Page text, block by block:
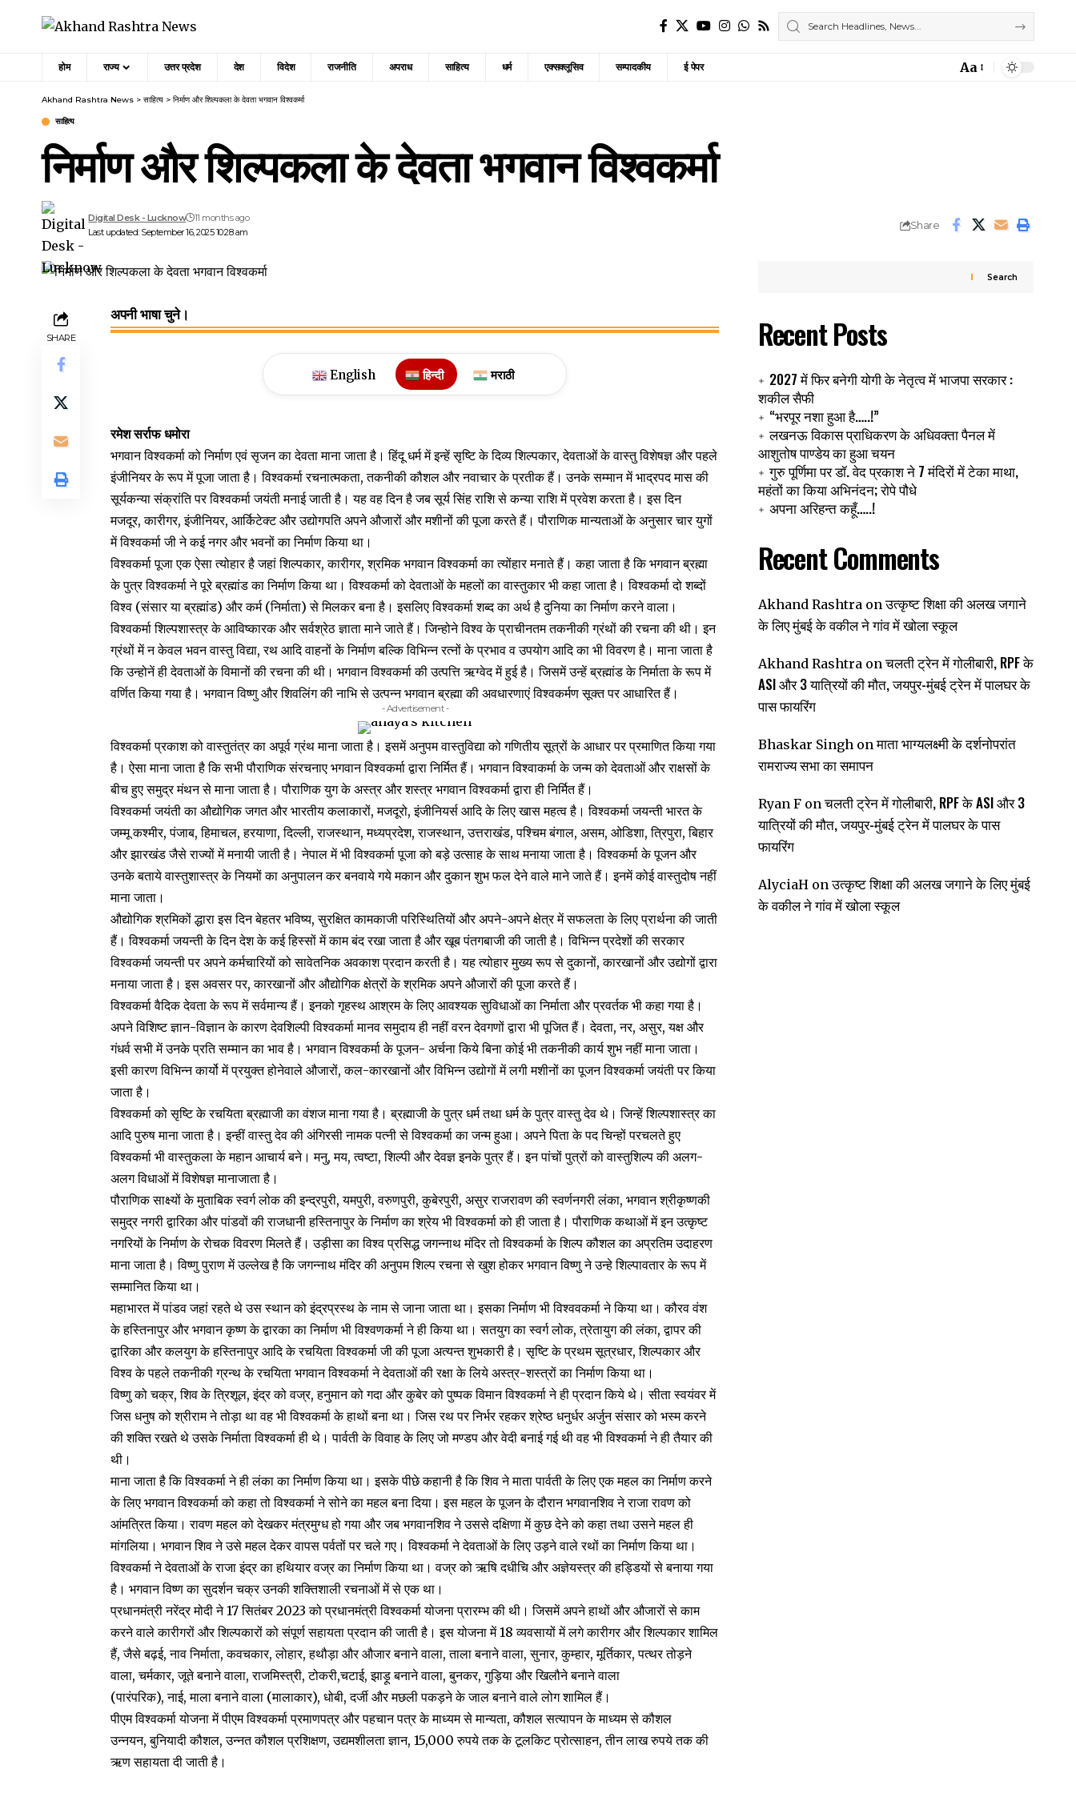
होम राज्य उत्तर प्रदेश देश विदेश राजनीति अपराध साहित्य धर्म एक्सक्लूसिव सम्पादकीय ई पेपर
Font
Aa
Akhand Rashtra News > साहित्य > निर्माण और शिल्पकला के देवता भगवान विश्वकर्मा
साहित्य
निर्माण और शिल्पकला के देवता भगवान विश्वकर्मा
Last updated: September 16, 2025 10:28 am
Digital Desk - Lucknow 11 months ago
Share
SHARE
अपनी भाषा चुने।
English हिन्दी मराठी
रमेश सर्राफ धमोरा
भगवान विश्वकर्मा को निर्माण एवं सृजन का देवता माना जाता है। हिंदू धर्म में इन्हें सृष्टि के दिव्य शिल्पकार, देवताओं के वास्तु विशेषज्ञ और पहले
इंजीनियर के रूप में पूजा जाता है। विश्वकर्मा रचनात्मकता, तकनीकी कौशल और नवाचार के प्रतीक हैं। उनके सम्मान में भाद्रपद मास की
सूर्यकन्या संक्रांति पर विश्वकर्मा जयंती मनाई जाती है। यह वह दिन है जब सूर्य सिंह राशि से कन्या राशि में प्रवेश करता है। इस दिन
मजदूर, कारीगर, इंजीनियर, आर्किटेक्ट और उद्योगपति अपने औजारों और मशीनों की पूजा करते हैं। पौराणिक मान्यताओं के अनुसार चार युगों
में विश्वकर्मा जी ने कई नगर और भवनों का निर्माण किया था।
विश्वकर्मा पूजा एक ऐसा त्योहार है जहां शिल्पकार, कारीगर, श्रमिक भगवान विश्वकर्मा का त्योंहार मनाते हैं। कहा जाता है कि भगवान ब्रह्मा
के पुत्र विश्वकर्मा ने पूरे ब्रह्मांड का निर्माण किया था। विश्वकर्मा को देवताओं के महलों का वास्तुकार भी कहा जाता है। विश्वकर्मा दो शब्दों
विश्व (संसार या ब्रह्मांड) और कर्म (निर्माता) से मिलकर बना है। इसलिए विश्वकर्मा शब्द का अर्थ है दुनिया का निर्माण करने वाला।
विश्वकर्मा शिल्पशास्त्र के आविष्कारक और सर्वश्रेठ ज्ञाता माने जाते हैं। जिन्होने विश्व के प्राचीनतम तकनीकी ग्रंथों की रचना की थी। इन
ग्रंथों में न केवल भवन वास्तु विद्या, रथ आदि वाहनों के निर्माण बल्कि विभिन्न रत्नों के प्रभाव व उपयोग आदि का भी विवरण है। माना जाता है
कि उन्होनें ही देवताओं के विमानों की रचना की थी। भगवान विश्वकर्मा की उत्पत्ति ऋग्वेद में हुई है। जिसमें उन्हें ब्रह्मांड के निर्माता के रूप में
वर्णित किया गया है। भगवान विष्णु और शिवलिंग की नाभि से उत्पन्न भगवान ब्रह्मा की अवधारणाएं विश्वकर्मण सूक्त पर आधारित हैं।
- Advertisement -
विश्वकर्मा प्रकाश को वास्तुतंत्र का अपूर्व ग्रंथ माना जाता है। इसमें अनुपम वास्तुविद्या को गणितीय सूत्रों के आधार पर प्रमाणित किया गया
है। ऐसा माना जाता है कि सभी पौराणिक संरचनाए भगवान विश्वकर्मा द्वारा निर्मित हैं। भगवान विश्वाकर्मा के जन्म को देवताओं और राक्षसों के
बीच हुए समुद्र मंथन से माना जाता है। पौराणिक युग के अस्त्र और शस्त्र भगवान विश्वकर्मा द्वारा ही निर्मित हैं।
विश्वकर्मा जयंती का औद्योगिक जगत और भारतीय कलाकारों, मजदूरो, इंजीनियर्स आदि के लिए खास महत्व है। विश्वकर्मा जयन्ती भारत के
जम्मू कश्मीर, पंजाब, हिमाचल, हरयाणा, दिल्ली, राजस्थान, मध्यप्रदेश, राजस्थान, उत्तराखंड, पश्चिम बंगाल, असम, ओडिशा, त्रिपुरा, बिहार
और झारखंड जैसे राज्यों में मनायी जाती है। नेपाल में भी विश्वकर्मा पूजा को बड़े उत्साह के साथ मनाया जाता है। विश्वकर्मा के पूजन और
उनके बताये वास्तुशास्त्र के नियमों का अनुपालन कर बनवाये गये मकान और दुकान शुभ फल देने वाले माने जाते हैं। इनमें कोई वास्तुदोष नहीं
माना जाता।
औद्योगिक श्रमिकों द्धारा इस दिन बेहतर भविष्य, सुरक्षित कामकाजी परिस्थितियों और अपने-अपने क्षेत्र में सफलता के लिए प्रार्थना की जाती
हैं। विश्वकर्मा जयन्ती के दिन देश के कई हिस्सों में काम बंद रखा जाता है और खूब पंतगबाजी की जाती है। विभिन्न प्रदेशों की सरकार
विश्वकर्मा जयन्ती पर अपने कर्मचारियों को सावेतनिक अवकाश प्रदान करती है। यह त्योहार मुख्य रूप से दुकानों, कारखानों और उद्योगों द्वारा
मनाया जाता है। इस अवसर पर, कारखानों और औद्योगिक क्षेत्रों के श्रमिक अपने औजारों की पूजा करते हैं।
विश्वकर्मा वैदिक देवता के रूप में सर्वमान्य हैं। इनको गृहस्थ आश्रम के लिए आवश्यक सुविधाओं का निर्माता और प्रवर्तक भी कहा गया है।
अपने विशिष्ट ज्ञान-विज्ञान के कारण देवशिल्पी विश्वकर्मा मानव समुदाय ही नहीं वरन देवगणों द्वारा भी पूजित हैं। देवता, नर, असुर, यक्ष और
गंधर्व सभी में उनके प्रति सम्मान का भाव है। भगवान विश्वकर्मा के पूजन- अर्चना किये बिना कोई भी तकनीकी कार्य शुभ नहीं माना जाता।
इसी कारण विभिन्न कार्यो में प्रयुक्त होनेवाले औजारों, कल-कारखानों और विभिन्न उद्योगों में लगी मशीनों का पूजन विश्वकर्मा जयंती पर किया
जाता है।
विश्वकर्मा को सृष्टि के रचयिता ब्रह्माजी का वंशज माना गया है। ब्रह्माजी के पुत्र धर्म तथा धर्म के पुत्र वास्तु देव थे। जिन्हें शिल्पशास्त्र का
आदि पुरुष माना जाता है। इन्हीं वास्तु देव की अंगिरसी नामक पत्नी से विश्वकर्मा का जन्म हुआ। अपने पिता के पद चिन्हों परचलते हुए
विश्वकर्मा भी वास्तुकला के महान आचार्य बने। मनु, मय, त्वष्टा, शिल्पी और देवज्ञ इनके पुत्र हैं। इन पांचों पुत्रों को वास्तुशिल्प की अलग-
अलग विधाओं में विशेषज्ञ मानाजाता है।
पौराणिक साक्ष्यों के मुताबिक स्वर्ग लोक की इन्द्रपुरी, यमपुरी, वरुणपुरी, कुबेरपुरी, असुर राजरावण की स्वर्णनगरी लंका, भगवान श्रीकृष्णकी
समुद्र नगरी द्वारिका और पांडवों की राजधानी हस्तिनापुर के निर्माण का श्रेय भी विश्वकर्मा को ही जाता है। पौराणिक कथाओं में इन उत्कृष्ट
नगरियों के निर्माण के रोचक विवरण मिलते हैं। उड़ीसा का विश्व प्रसिद्ध जगन्नाथ मंदिर तो विश्वकर्मा के शिल्प कौशल का अप्रतिम उदाहरण
माना जाता है। विष्णु पुराण में उल्लेख है कि जगन्नाथ मंदिर की अनुपम शिल्प रचना से खुश होकर भगवान विष्णु ने उन्हे शिल्पावतार के रूप में
सम्मानित किया था।
महाभारत में पांडव जहां रहते थे उस स्थान को इंद्रप्रस्थ के नाम से जाना जाता था। इसका निर्माण भी विश्ववकर्मा ने किया था। कौरव वंश
के हस्तिनापुर और भगवान कृष्ण के द्वारका का निर्माण भी विश्वणकर्मा ने ही किया था। सतयुग का स्वर्ग लोक, त्रेतायुग की लंका, द्वापर की
द्वारिका और कलयुग के हस्तिनापुर आदि के रचयिता विश्वकर्मा जी की पूजा अत्यन्त शुभकारी है। सृष्टि के प्रथम सूत्रधार, शिल्पकार और
विश्व के पहले तकनीकी ग्रन्थ के रचयिता भगवान विश्वकर्मा ने देवताओं की रक्षा के लिये अस्त्र-शस्त्रों का निर्माण किया था।
विष्णु को चक्र, शिव के त्रिशूल, इंद्र को वज्र, हनुमान को गदा और कुबेर को पुष्पक विमान विश्वकर्मा ने ही प्रदान किये थे। सीता स्वयंवर में
जिस धनुष को श्रीराम ने तोड़ा था वह भी विश्वकर्मा के हाथों बना था। जिस रथ पर निर्भर रहकर श्रेष्ठ धनुर्धर अर्जुन संसार को भस्म करने
की शक्ति रखते थे उसके निर्माता विश्वकर्मा ही थे। पार्वती के विवाह के लिए जो मण्डप और वेदी बनाई गई थी वह भी विश्वकर्मा ने ही तैयार की
थी।
माना जाता है कि विश्वकर्मा ने ही लंका का निर्माण किया था। इसके पीछे कहानी है कि शिव ने माता पार्वती के लिए एक महल का निर्माण करने
के लिए भगवान विश्वकर्मा को कहा तो विश्वकर्मा ने सोने का महल बना दिया। इस महल के पूजन के दौरान भगवानशिव ने राजा रावण को
आंमत्रित किया। रावण महल को देखकर मंत्रमुग्ध हो गया और जब भगवानशिव ने उससे दक्षिणा में कुछ देने को कहा तथा उसने महल ही
मांगलिया। भगवान शिव ने उसे महल देकर वापस पर्वतों पर चले गए। विश्वकर्मा ने देवताओं के लिए उड़ने वाले रथों का निर्माण किया था।
विश्वकर्मा ने देवताओं के राजा इंद्र का हथियार वज्र का निर्माण किया था। वज्र को ऋषि दधीचि और अज्ञेयस्त्र की हड्डियों से बनाया गया
है। भगवान विष्ण का सुदर्शन चक्र उनकी शक्तिशाली रचनाओं में से एक था।
प्रधानमंत्री नरेंद्र मोदी ने 17 सितंबर 2023 को प्रधानमंत्री विश्वकर्मा योजना प्रारम्भ की थी। जिसमें अपने हाथों और औजारों से काम
करने वाले कारीगरों और शिल्पकारों को संपूर्ण सहायता प्रदान की जाती है। इस योजना में 18 व्यवसायों में लगे कारीगर और शिल्पकार शामिल
हैं, जैसे बढ़ई, नाव निर्माता, कवचकार, लोहार, हथौड़ा और औजार बनाने वाला, ताला बनाने वाला, सुनार, कुम्हार, मूर्तिकार, पत्थर तोड़ने
वाला, चर्मकार, जूते बनाने वाला, राजमिस्त्री, टोकरी,चटाई, झाड़ू बनाने वाला, बुनकर, गुड़िया और खिलौने बनाने वाला
(पारंपरिक), नाई, माला बनाने वाला (मालाकार), धोबी, दर्जी और मछली पकड़ने के जाल बनाने वाले लोग शामिल हैं।
पीएम विश्वकर्मा योजना में पीएम विश्वकर्मा प्रमाणपत्र और पहचान पत्र के माध्यम से मान्यता, कौशल सत्यापन के माध्यम से कौशल
उन्नयन, बुनियादी कौशल, उन्नत कौशल प्रशिक्षण, उद्यमशीलता ज्ञान, 15,000 रुपये तक के टूलकिट प्रोत्साहन, तीन लाख रुपये तक की
ऋण सहायता दी जाती है।
Search
Recent Posts
2027 में फिर बनेगी योगी के नेतृत्व में भाजपा सरकार :
शकील सैफी
“भरपूर नशा हुआ है…..!”
लखनऊ विकास प्राधिकरण के अधिवक्ता पैनल में
आशुतोष पाण्डेय का हुआ चयन
गुरु पूर्णिमा पर डॉ. वेद प्रकाश ने 7 मंदिरों में टेका माथा,
महंतों का किया अभिनंदन; रोपे पौधे
अपना अरिहन्त कहूँ…..!
Recent Comments
Akhand Rashtraonउत्कृष्ट शिक्षा की अलख जगाने
के लिए मुंबई के वकील ने गांव में खोला स्कूल
Akhand Rashtraonचलती ट्रेन में गोलीबारी, RPF के
ASI और 3 यात्रियों की मौत, जयपुर-मुंबई ट्रेन में पालघर के
पास फायरिंग
Bhaskar Singhonमाता भाग्यलक्ष्मी के दर्शनोपरांत
रामराज्य सभा का समापन
Ryan Fonचलती ट्रेन में गोलीबारी, RPF के ASI और 3
यात्रियों की मौत, जयपुर-मुंबई ट्रेन में पालघर के पास
फायरिंग
AlyciaHonउत्कृष्ट शिक्षा की अलख जगाने के लिए मुंबई
के वकील ने गांव में खोला स्कूल